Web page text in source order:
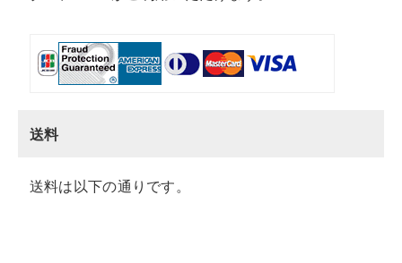
送料
送料は以下の通りです。